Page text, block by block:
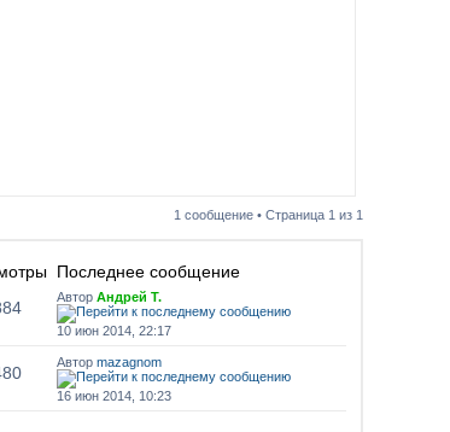
1 сообщение • Страница 1 из 1
Последнее сообщение
Автор Андрей Т.
10 июн 2014, 22:17
Автор mazagnom
16 июн 2014, 10:23